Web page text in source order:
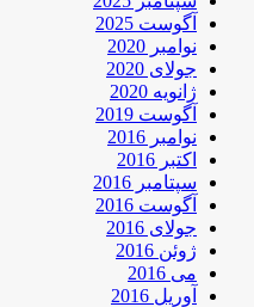
آگوست 2025
نوامبر 2020
جولای 2020
ژانویه 2020
آگوست 2019
نوامبر 2016
اکتبر 2016
سپتامبر 2016
آگوست 2016
جولای 2016
ژوئن 2016
می 2016
آوریل 2016